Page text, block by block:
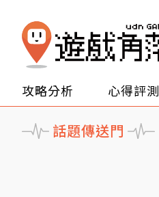
攻略分析 心得評測
話題傳送門